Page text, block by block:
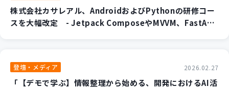
株式会社カサレアル、AndroidおよびPythonの研修コー
スを大幅改定 - Jetpack ComposeやMVVM、FastAPI/
登壇・メディア 2026.02.27
「【デモで学ぶ】情報整理から始める、開発におけるAI活